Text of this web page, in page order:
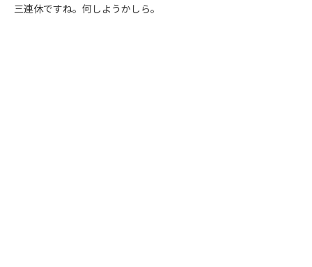
三連休ですね。何しようかしら。